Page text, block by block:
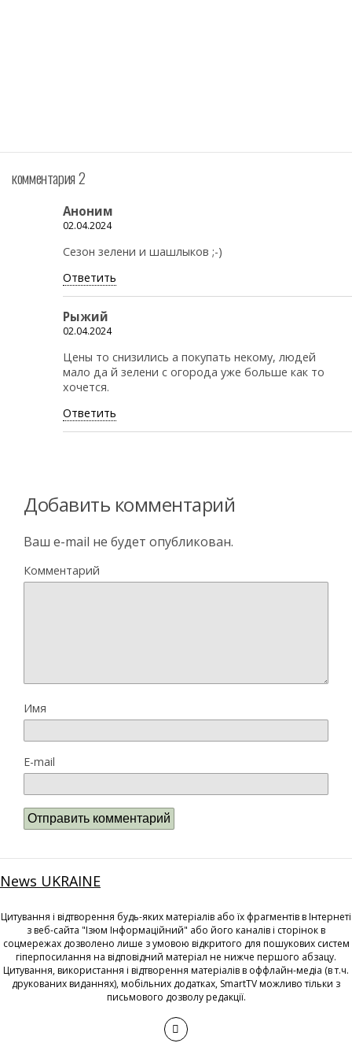
комментария 2
Аноним
02.04.2024
Сезон зелени и шашлыков ;-)
Ответить
Рыжий
02.04.2024
Цены то снизились а покупать некому, людей
мало да й зелени с огорода уже больше как то
хочется.
Ответить
Добавить комментарий
Ваш e-mail не будет опубликован.
Комментарий
Имя
E-mail
News UKRAINE
Цитування і відтворення будь-яких матеріалів або їх фрагментів в Інтернеті
з веб-сайта "Ізюм Інформаційний" або його каналів і сторінок в
соцмережах дозволено лише з умовою відкритого для пошукових систем
гіперпосилання на відповідний матеріал не нижче першого абзацу.
Цитування, використання і відтворення матеріалів в оффлайн-медіа (в т.ч.
друкованих виданнях), мобільних додатках, SmartTV можливо тільки з
письмового дозволу редакції.